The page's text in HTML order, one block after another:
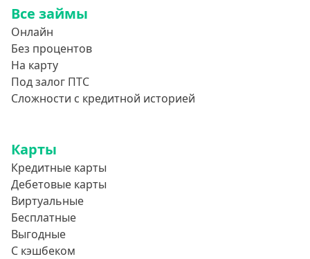
Все займы
Онлайн
Без процентов
На карту
Под залог ПТС
Сложности с кредитной историей
Карты
Кредитные карты
Дебетовые карты
Виртуальные
Бесплатные
Выгодные
С кэшбеком